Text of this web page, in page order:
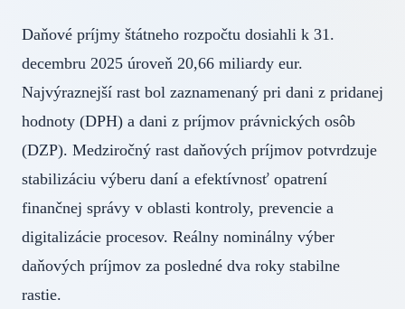
Daňové príjmy štátneho rozpočtu dosiahli k 31.
decembru 2025 úroveň 20,66 miliardy eur.
Najvýraznejší rast bol zaznamenaný pri dani z pridanej
hodnoty (DPH) a dani z príjmov právnických osôb
(DZP). Medziročný rast daňových príjmov potvrdzuje
stabilizáciu výberu daní a efektívnosť opatrení
finančnej správy v oblasti kontroly, prevencie a
digitalizácie procesov. Reálny nominálny výber
daňových príjmov za posledné dva roky stabilne
rastie.